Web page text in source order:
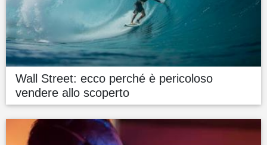
Wall Street: ecco perché è pericoloso
vendere allo scoperto